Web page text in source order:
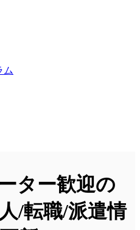
ム
ター歓迎の
/転職/派遣情